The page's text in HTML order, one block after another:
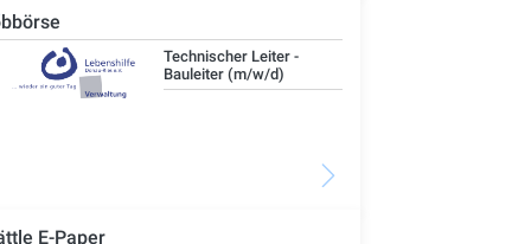
Technischer Leiter -
Bauleiter (m/w/d)
E-Paper